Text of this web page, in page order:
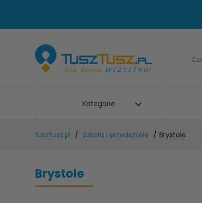
Kategorie
tusztusz.pl Szkoła i przedszkole Brystole
Brystole